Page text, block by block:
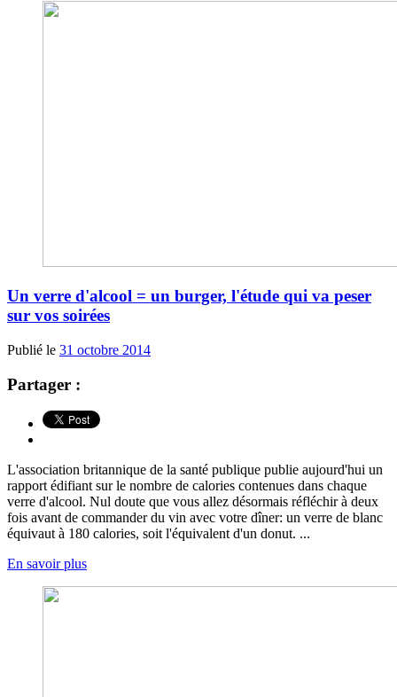
Un verre d'alcool = un burger, l'étude qui va peser
sur vos soirées
Publié le 31 octobre 2014
Partager :
L'association britannique de la santé publique publie aujourd'hui un
rapport édifiant sur le nombre de calories contenues dans chaque
verre d'alcool. Nul doute que vous allez désormais réfléchir à deux
fois avant de commander du vin avec votre dîner: un verre de blanc
équivaut à 180 calories, soit l'équivalent d'un donut. ...
En savoir plus